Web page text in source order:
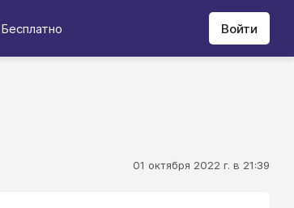
Бесплатно Войти
01 октября 2022 г. в 21:39